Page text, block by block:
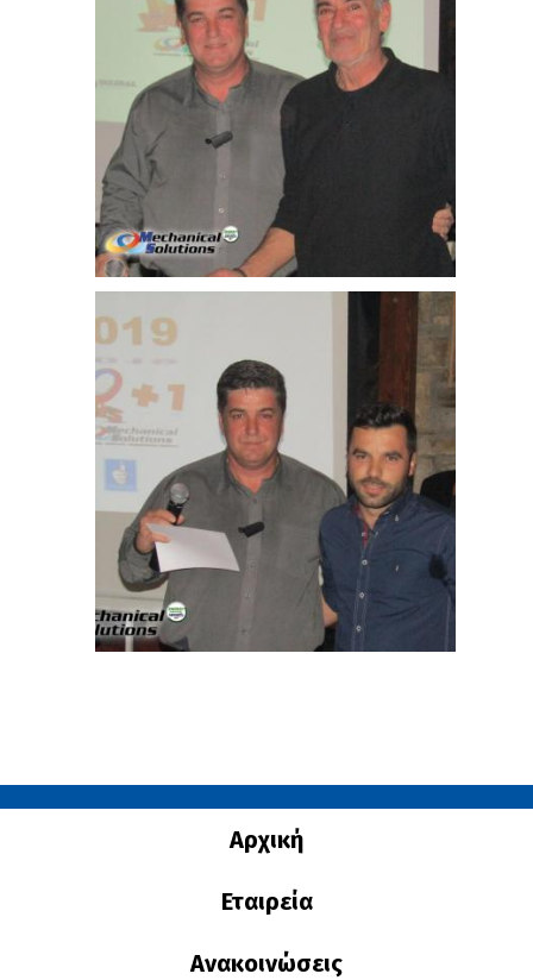
Αρχική
Εταιρεία
Ανακοινώσεις